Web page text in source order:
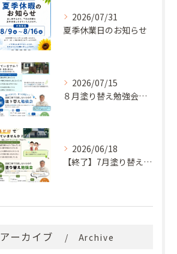
2026/07/31
夏季休業日のお知らせ
2026/07/15
８月塗り替え勉強会開催のお知らせ
2026/06/18
【終了】7月塗り替え勉強会のお知らせ
アーカイブ Archive